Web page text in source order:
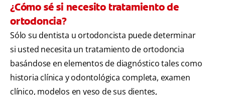
¿Cómo sé si necesito tratamiento de
ortodoncia?
Sólo su dentista u ortodoncista puede determinar
si usted necesita un tratamiento de ortodoncia
basándose en elementos de diagnóstico tales como
historia clínica y odontológica completa, examen
clínico, modelos en yeso de sus dientes,